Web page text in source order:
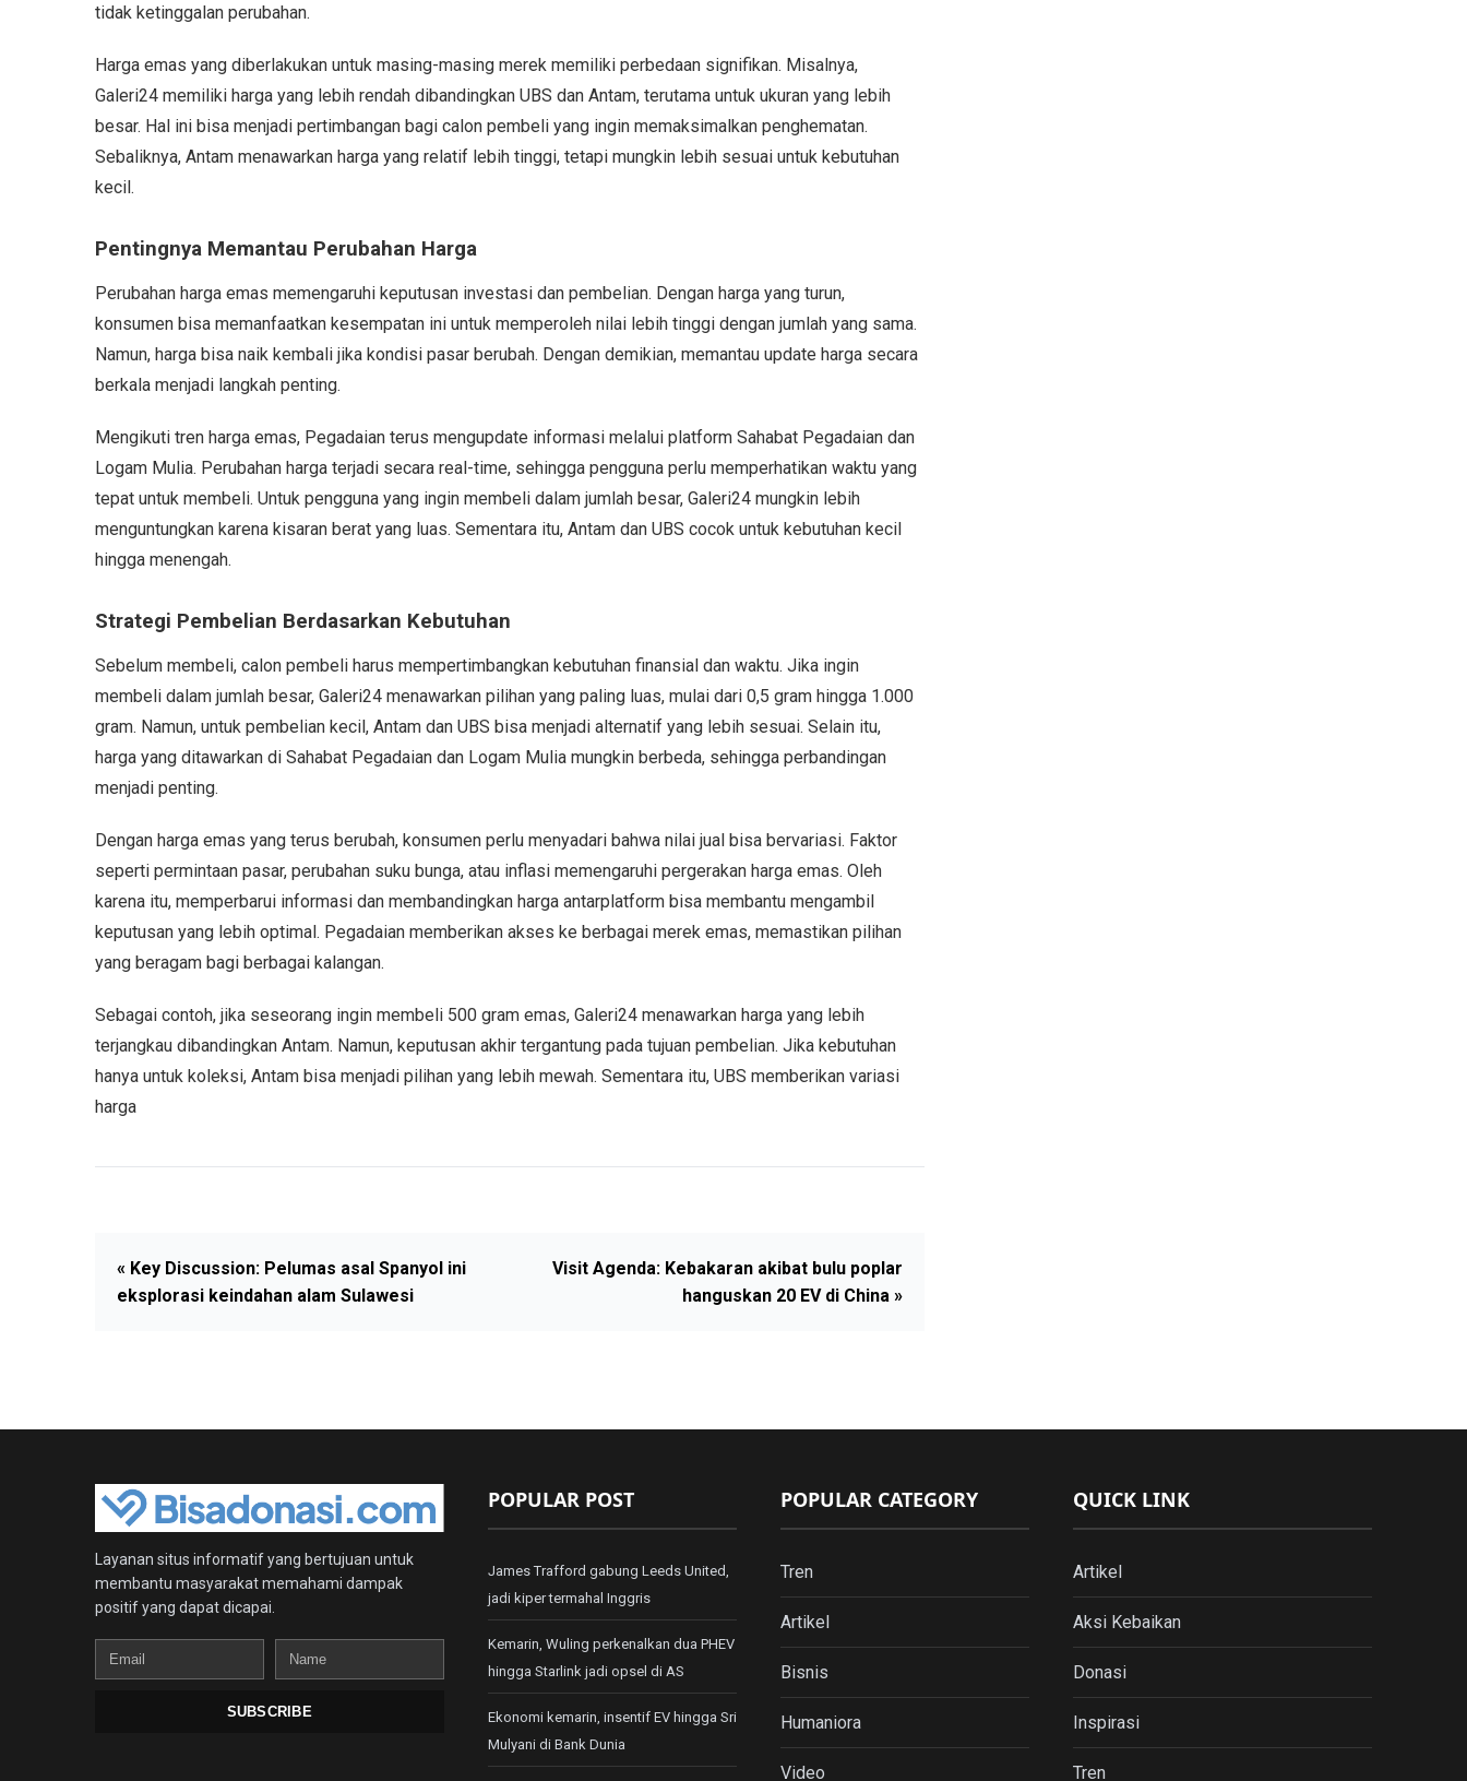
tidak ketinggalan perubahan.
Harga emas yang diberlakukan untuk masing-masing merek memiliki perbedaan signifikan. Misalnya,
Galeri24 memiliki harga yang lebih rendah dibandingkan UBS dan Antam, terutama untuk ukuran yang lebih
besar. Hal ini bisa menjadi pertimbangan bagi calon pembeli yang ingin memaksimalkan penghematan.
Sebaliknya, Antam menawarkan harga yang relatif lebih tinggi, tetapi mungkin lebih sesuai untuk kebutuhan
kecil.
Pentingnya Memantau Perubahan Harga
Perubahan harga emas memengaruhi keputusan investasi dan pembelian. Dengan harga yang turun,
konsumen bisa memanfaatkan kesempatan ini untuk memperoleh nilai lebih tinggi dengan jumlah yang sama.
Namun, harga bisa naik kembali jika kondisi pasar berubah. Dengan demikian, memantau update harga secara
berkala menjadi langkah penting.
Mengikuti tren harga emas, Pegadaian terus mengupdate informasi melalui platform Sahabat Pegadaian dan
Logam Mulia. Perubahan harga terjadi secara real-time, sehingga pengguna perlu memperhatikan waktu yang
tepat untuk membeli. Untuk pengguna yang ingin membeli dalam jumlah besar, Galeri24 mungkin lebih
menguntungkan karena kisaran berat yang luas. Sementara itu, Antam dan UBS cocok untuk kebutuhan kecil
hingga menengah.
Strategi Pembelian Berdasarkan Kebutuhan
Sebelum membeli, calon pembeli harus mempertimbangkan kebutuhan finansial dan waktu. Jika ingin
membeli dalam jumlah besar, Galeri24 menawarkan pilihan yang paling luas, mulai dari 0,5 gram hingga 1.000
gram. Namun, untuk pembelian kecil, Antam dan UBS bisa menjadi alternatif yang lebih sesuai. Selain itu,
harga yang ditawarkan di Sahabat Pegadaian dan Logam Mulia mungkin berbeda, sehingga perbandingan
menjadi penting.
Dengan harga emas yang terus berubah, konsumen perlu menyadari bahwa nilai jual bisa bervariasi. Faktor
seperti permintaan pasar, perubahan suku bunga, atau inflasi memengaruhi pergerakan harga emas. Oleh
karena itu, memperbarui informasi dan membandingkan harga antarplatform bisa membantu mengambil
keputusan yang lebih optimal. Pegadaian memberikan akses ke berbagai merek emas, memastikan pilihan
yang beragam bagi berbagai kalangan.
Sebagai contoh, jika seseorang ingin membeli 500 gram emas, Galeri24 menawarkan harga yang lebih
terjangkau dibandingkan Antam. Namun, keputusan akhir tergantung pada tujuan pembelian. Jika kebutuhan
hanya untuk koleksi, Antam bisa menjadi pilihan yang lebih mewah. Sementara itu, UBS memberikan variasi
harga
« Key Discussion: Pelumas asal Spanyol ini
eksplorasi keindahan alam Sulawesi
Visit Agenda: Kebakaran akibat bulu poplar
hanguskan 20 EV di China »
Layanan situs informatif yang bertujuan untuk
membantu masyarakat memahami dampak
positif yang dapat dicapai.
Email
Name
SUBSCRIBE
POPULAR POST
James Trafford gabung Leeds United,
jadi kiper termahal Inggris
Kemarin, Wuling perkenalkan dua PHEV
hingga Starlink jadi opsel di AS
Ekonomi kemarin, insentif EV hingga Sri
Mulyani di Bank Dunia
POPULAR CATEGORY
Tren
Artikel
Bisnis
Humaniora
Video
QUICK LINK
Artikel
Aksi Kebaikan
Donasi
Inspirasi
Tren